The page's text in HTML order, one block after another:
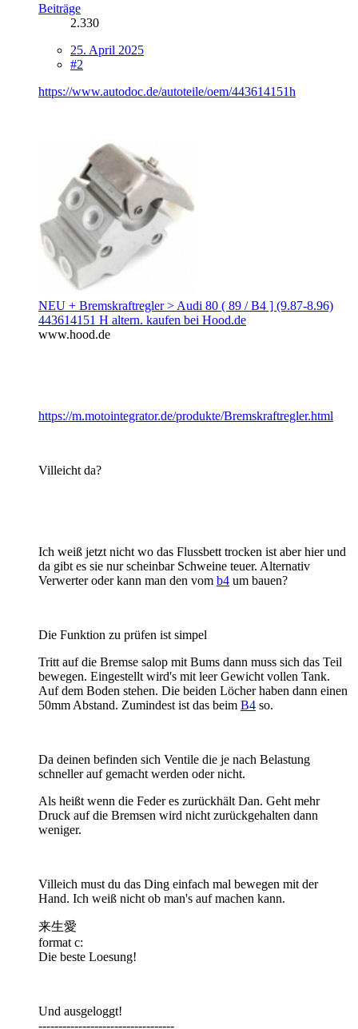
Beiträge
2.330
25. April 2025
#2
https://www.autodoc.de/autoteile/oem/443614151h
NEU + Bremskraftregler > Audi 80 ( 89 / B4 ] (9.87-8.96)
443614151 H altern. kaufen bei Hood.de
www.hood.de
https://m.motointegrator.de/produkte/Bremskraftregler.html
Villeicht da?
Ich weiß jetzt nicht wo das Flussbett trocken ist aber hier und
da gibt es sie nur scheinbar Schweine teuer. Alternativ
Verwerter oder kann man den vom b4 um bauen?
Die Funktion zu prüfen ist simpel
Tritt auf die Bremse salop mit Bums dann muss sich das Teil
bewegen. Eingestellt wird's mit leer Gewicht vollen Tank.
Auf dem Boden stehen. Die beiden Löcher haben dann einen
50mm Abstand. Zumindest ist das beim B4 so.
Da deinen befinden sich Ventile die je nach Belastung
schneller auf gemacht werden oder nicht.
Als heißt wenn die Feder es zurückhält Dan. Geht mehr
Druck auf die Bremsen wird nicht zurückgehalten dann
weniger.
Villeich must du das Ding einfach mal bewegen mit der
Hand. Ich weiß nicht ob man's auf machen kann.
来生愛
format c:
Die beste Loesung!
Und ausgeloggt!
----------------------------------